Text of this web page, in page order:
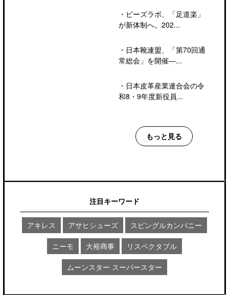
・ ビーズラボ、「足道楽」
が新体制へ。202...
・ 日本靴連盟、「第70回通
常総会」を開催―...
・ 日本皮革産業連合会の令
和8・9年度新役員...
もっと見る
注目キーワード
アキレス アサヒシューズ スピングルカンパニー
ニーモ 大裕商事 リスペクタブル
ムーンスター スーパースター